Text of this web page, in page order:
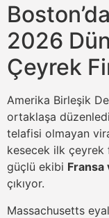
2026
Çeyrek
Amerika Birleşik
ortaklaşa
telafisi olmayan
kesecek ilk çeyrek
güçlü ekibi Fransa
çıkıyor.
Massachusetts